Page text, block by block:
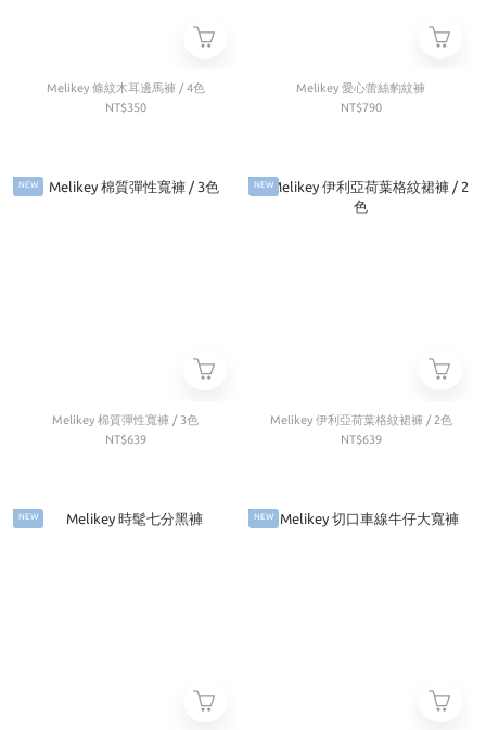
Melikey 條紋木耳邊馬褲 / 4色
NT$350
Melikey 愛心蕾絲豹紋褲
NT$790
NEW
Melikey 棉質彈性寬褲 / 3色
NT$639
NEW
Melikey 伊利亞荷葉格紋裙褲 / 2色
NT$639
NEW NEW